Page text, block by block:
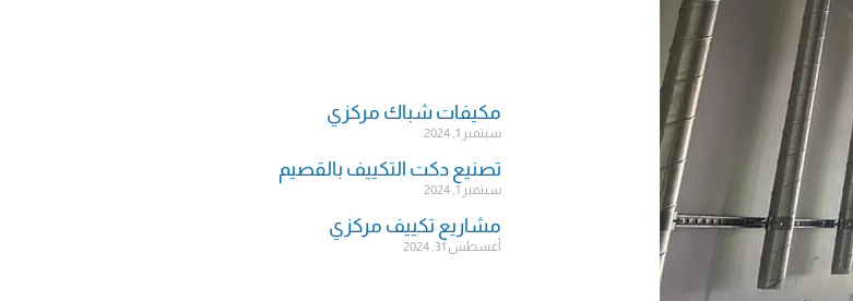
مكيفات شباك مركزي
سبتمبر 1, 2024
تصنيع دكت التكييف بالقصيم
سبتمبر 1, 2024
مشاريع تكييف مركزي
أغسطس 31, 2024